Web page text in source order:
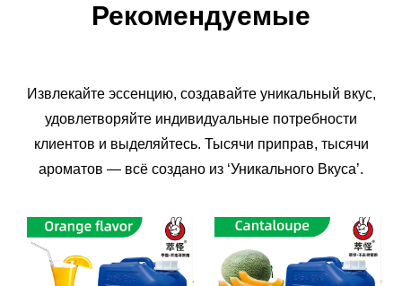
Рекомендуемые
Извлекайте эссенцию, создавайте уникальный вкус,
удовлетворяйте индивидуальные потребности
клиентов и выделяйтесь. Тысячи приправ, тысячи
ароматов — всё создано из ‘Уникального Вкуса’.